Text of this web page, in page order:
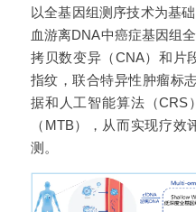
以全基因组测序技术为基
血游离DNA中癌症基因组
拷贝数变异（CNA）和片
指纹，联合特异性肿瘤标
据和人工智能算法（CRS
（MTB），从而实现疗
测。